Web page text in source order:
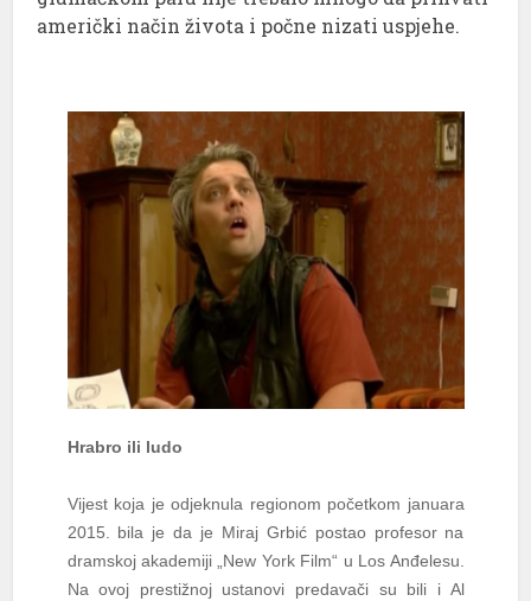
američki način života i počne nizati uspjehe.
Hrabro ili ludo
Vijest koja je odjeknula regionom početkom januara
2015. bila je da je Miraj Grbić postao profesor na
dramskoj akademiji „New York Film“ u Los Anđelesu.
Na ovoj prestižnoj ustanovi predavači su bili i Al